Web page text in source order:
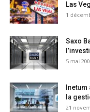
Las
1
Saxo
5 mai
la
21